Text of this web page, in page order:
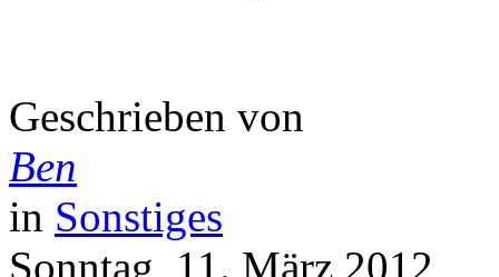
Geschrieben von
Ben
in Sonstiges
Sonntag, 11. März 2012